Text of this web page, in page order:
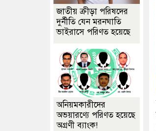
জাতীয় ক্রীড়া পরিষদের
দুর্নীতি যেন মরনঘাতি
ভাইরাসে পরিণত হয়েছে
অনিয়মকারীদের
অভয়ারণ্যে পরিণত হয়েছে
অগ্রণী ব্যাংক!